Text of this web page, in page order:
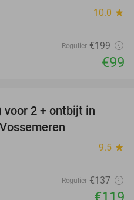
10.0 star
Regulier €199
€99
voor 2 + ontbijt in
9.5 star
Regulier €137